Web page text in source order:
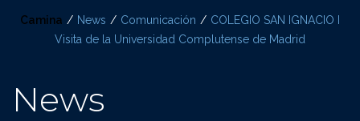
Camina / News / Comunicación / COLEGIO SAN IGNACIO I
Visita de la Universidad Complutense de Madrid
News